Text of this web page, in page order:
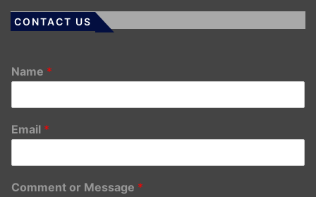
CONTACT US
Name *
Email *
Comment or Message *